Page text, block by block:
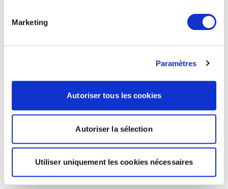
Marketing
Paramètres
Autoriser tous les cookies
Autoriser la sélection
Utiliser uniquement les cookies nécessaires